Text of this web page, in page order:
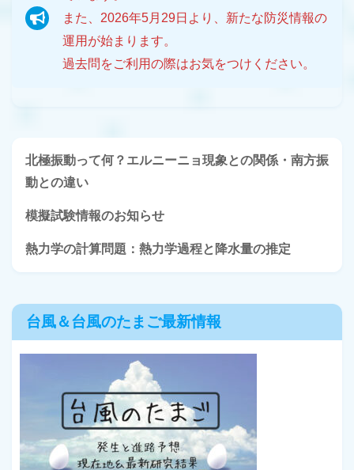
また、2026年5月29日より、新たな防災情報の
運用が始まります。
過去問をご利用の際はお気をつけください。
北極振動って何？エルニーニョ現象との関係・南方振
動との違い
模擬試験情報のお知らせ
熱力学の計算問題：熱力学過程と降水量の推定
台風＆台風のたまご最新情報